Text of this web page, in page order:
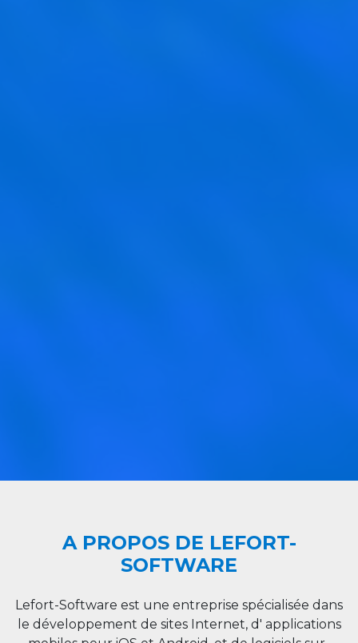
A PROPOS DE LEFORT-
SOFTWARE
Lefort-Software est une entreprise spécialisée dans
le développement de sites Internet, d' applications